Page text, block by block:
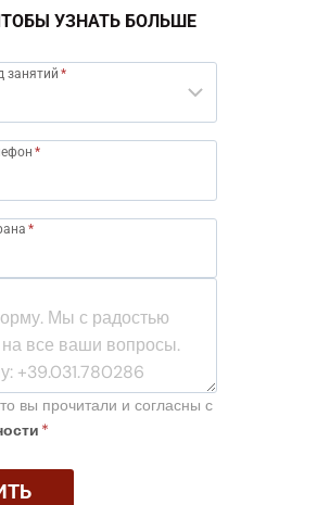
УЗНАТЬ БОЛЬШЕ
занятий *
*
*
вы прочитали и согласны с
*